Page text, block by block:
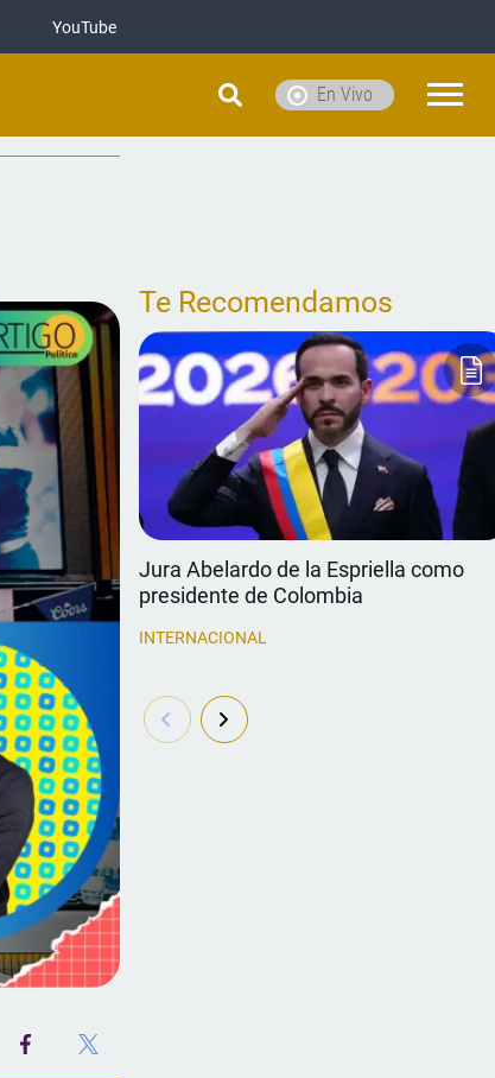
YouTube
En Vivo
Te Recomendamos
Jura Abelardo de la Espriella como
presidente de Colombia
INTERNACIONAL